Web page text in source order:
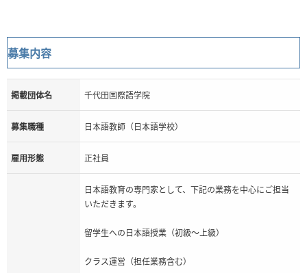
募集内容
掲載団体名 千代田国際語学院
募集職種 日本語教師（日本語学校）
雇用形態 正社員
日本語教育の専門家として、下記の業務を中心にご担当
いただきます。
留学生への日本語授業（初級～上級）
クラス運営（担任業務含む）